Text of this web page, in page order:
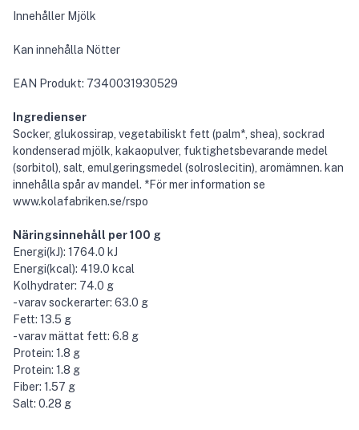
Innehåller Mjölk
Kan innehålla Nötter
EAN Produkt: 7340031930529
Ingredienser
Socker, glukossirap, vegetabiliskt fett (palm*, shea), sockrad
kondenserad mjölk, kakaopulver, fuktighetsbevarande medel
(sorbitol), salt, emulgeringsmedel (solroslecitin), aromämnen. kan
innehålla spår av mandel. *För mer information se
www.kolafabriken.se/rspo
Näringsinnehåll per 100 g
Energi(kJ): 1764.0 kJ
Energi(kcal): 419.0 kcal
Kolhydrater: 74.0 g
- varav sockerarter: 63.0 g
Fett: 13.5 g
- varav mättat fett: 6.8 g
Protein: 1.8 g
Protein: 1.8 g
Fiber: 1.57 g
Salt: 0.28 g